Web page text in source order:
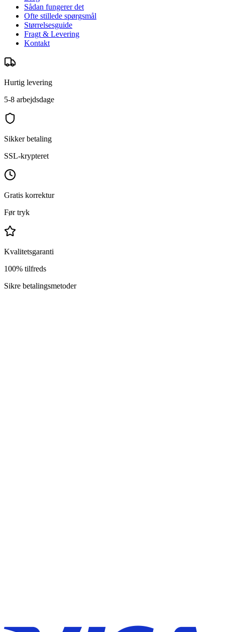
Sådan fungerer det
Ofte stillede spørgsmål
Størrelsesguide
Fragt & Levering
Kontakt
Hurtig levering
5-8 arbejdsdage
Sikker betaling
SSL-krypteret
Gratis korrektur
Før tryk
Kvalitetsgaranti
100% tilfreds
Sikre betalingsmetoder